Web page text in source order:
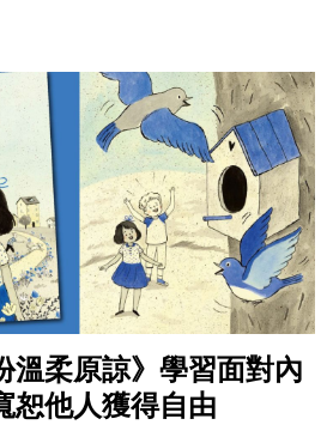
溫柔原諒》學習面對內
恕他人獲得自由